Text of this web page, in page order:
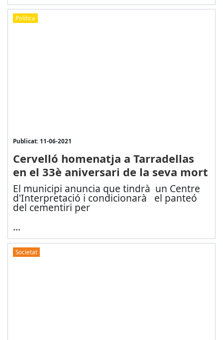
Política
Publicat: 11-06-2021
Cervelló homenatja a Tarradellas
en el 33è aniversari de la seva mort
El municipi anuncia que tindrà un Centre
d'Interpretació i condicionarà el panteó
del cementiri per
...
Societat